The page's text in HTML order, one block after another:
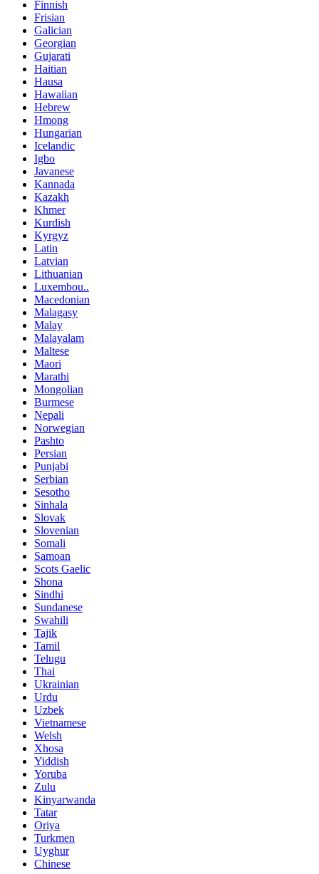
Finnish
Frisian
Galician
Georgian
Gujarati
Haitian
Hausa
Hawaiian
Hebrew
Hmong
Hungarian
Icelandic
Igbo
Javanese
Kannada
Kazakh
Khmer
Kurdish
Kyrgyz
Latin
Latvian
Lithuanian
Luxembou..
Macedonian
Malagasy
Malay
Malayalam
Maltese
Maori
Marathi
Mongolian
Burmese
Nepali
Norwegian
Pashto
Persian
Punjabi
Serbian
Sesotho
Sinhala
Slovak
Slovenian
Somali
Samoan
Scots Gaelic
Shona
Sindhi
Sundanese
Swahili
Tajik
Tamil
Telugu
Thai
Ukrainian
Urdu
Uzbek
Vietnamese
Welsh
Xhosa
Yiddish
Yoruba
Zulu
Kinyarwanda
Tatar
Oriya
Turkmen
Uyghur
Chinese